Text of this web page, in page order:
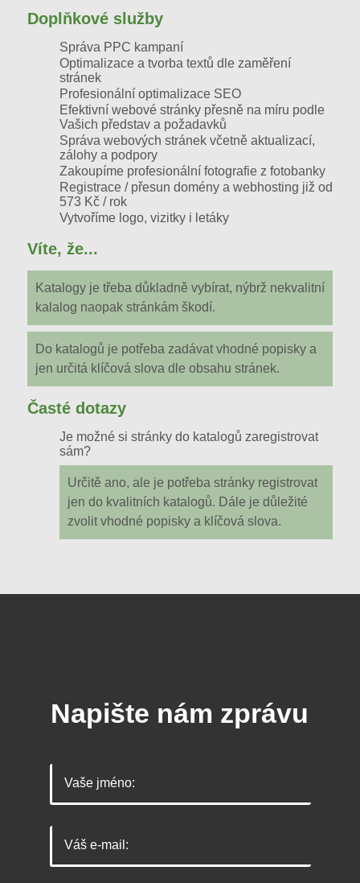
Doplňkové služby
Správa PPC kampaní
Optimalizace a tvorba textů dle zaměření
stránek
Profesionální optimalizace SEO
Efektivní webové stránkypřesně na míru podle
Vašich představ a požadavků
Správa webových stránekvčetně aktualizací,
zálohy a podpory
Zakoupíme profesionální fotografie z fotobanky
Registrace / přesun domény a webhosting již od
573 Kč / rok
Vytvoříme logo, vizitky i letáky
Víte, že...
Katalogy je třeba důkladně vybírat, nýbrž nekvalitní
kalalog naopak stránkám škodí.
Do katalogů je potřeba zadávat vhodné popisky a
jen určitá klíčová slova dle obsahu stránek.
Časté dotazy
Je možné si stránky do katalogů zaregistrovat
sám?
Určitě ano, ale je potřeba stránky registrovat
jen do kvalitních katalogů. Dále je důležité
zvolit vhodné popisky a klíčová slova.
Napište nám zprávu